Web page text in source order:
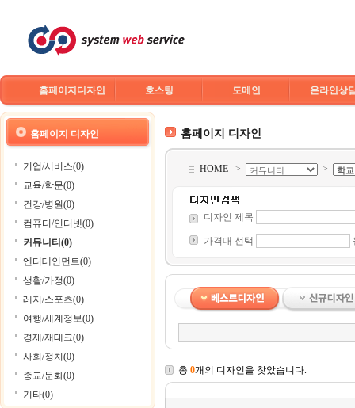
홈페이지디자인 호스팅 도메인 온라인상
홈페이지 디자인
기업/서비스(0)
교육/학문(0)
건강/병원(0)
컴퓨터/인터넷(0)
커뮤니티(0)
엔터테인먼트(0)
생활/가정(0)
레저/스포츠(0)
여행/세계정보(0)
경제/재테크(0)
사회/정치(0)
종교/문화(0)
기타(0)
홈페이지 디자인
HOME > >
디자인 제목
가격대 선택
총 0개의 디자인을 찾았습니다.